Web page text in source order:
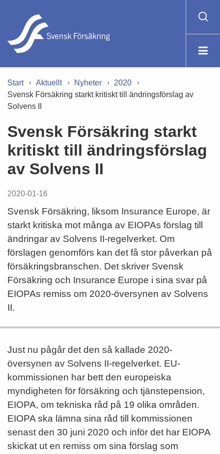
Start Aktuellt Nyheter
2020
Svensk Försäkring starkt kritiskt till ändringsförslag av
Solvens II
Svensk Försäkring starkt
kritiskt till ändringsförslag
av Solvens II
2020-01-16
Svensk Försäkring, liksom Insurance Europe, är
starkt kritiska mot många av EIOPAs förslag till
ändringar av Solvens II-regelverket. Om
förslagen genomförs kan det få stor påverkan på
försäkringsbranschen. Det skriver Svensk
Försäkring och Insurance Europe i sina svar på
EIOPAs remiss om 2020-översynen av Solvens
II.
Just nu pågår det den så kallade 2020-
översynen av Solvens II-regelverket. EU-
kommissionen har bett den europeiska
myndigheten för försäkring och tjänstepension,
EIOPA, om tekniska råd på 19 olika områden.
EIOPA ska lämna sina råd till kommissionen
senast den 30 juni 2020 och inför det har EIOPA
skickat ut en remiss om sina förslag som